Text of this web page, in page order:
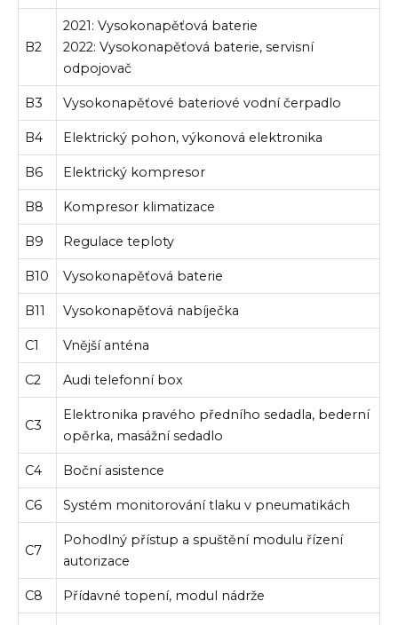
B2
2021: Vysokonapěťová baterie
2022: Vysokonapěťová baterie, servisní
odpojovač
B3 Vysokonapěťové bateriové vodní čerpadlo
B4 Elektrický pohon, výkonová elektronika
B6 Elektrický kompresor
B8 Kompresor klimatizace
B9 Regulace teploty
B10 Vysokonapěťová baterie
B11 Vysokonapěťová nabíječka
C1 Vnější anténa
C2 Audi telefonní box
C3
Elektronika pravého předního sedadla, bederní
opěrka, masážní sedadlo
C4 Boční asistence
C6 Systém monitorování tlaku v pneumatikách
C7
Pohodlný přístup a spuštění modulu řízení
autorizace
C8 Přídavné topení, modul nádrže